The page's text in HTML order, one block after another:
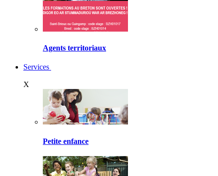
Agents territoriaux
Services
X
Petite enfance